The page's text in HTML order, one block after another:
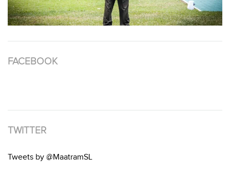
FACEBOOK
TWITTER
Tweets by @MaatramSL